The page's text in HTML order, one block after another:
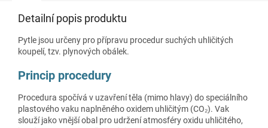
Detailní popis produktu
Pytle jsou určeny pro přípravu procedur suchých uhličitých
koupelí, tzv. plynových obálek.
Princip procedury
Procedura spočívá v uzavření těla (mimo hlavy) do speciálního
plastového vaku naplněného oxidem uhličitým (CO₂). Vak
slouží jako vnější obal pro udržení atmosféry oxidu uhličitého,